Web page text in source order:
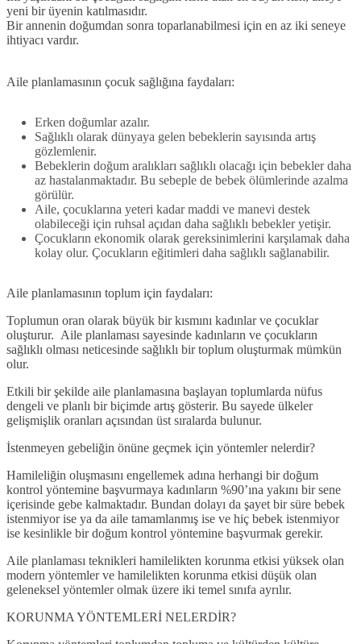
yeni bir üyenin katılmasıdır.
Bir annenin doğumdan sonra toparlanabilmesi için en az iki seneye
ihtiyacı vardır.
Aile planlamasının çocuk sağlığına faydaları:
Erken doğumlar azalır.
Sağlıklı olarak dünyaya gelen bebeklerin sayısında artış
gözlemlenir.
Bebeklerin doğum aralıkları sağlıklı olacağı için bebekler daha
az hastalanmaktadır. Bu sebeple de bebek ölümlerinde azalma
görülür.
Aile, çocuklarına yeteri kadar maddi ve manevi destek
olabileceği için ruhsal açıdan daha sağlıklı bebekler yetişir.
Çocukların ekonomik olarak gereksinimlerini karşılamak daha
kolay olur. Çocukların eğitimleri daha sağlıklı sağlanabilir.
Aile planlamasının toplum için faydaları:
Toplumun oran olarak büyük bir kısmını kadınlar ve çocuklar
oluşturur. Aile planlaması sayesinde kadınların ve çocukların
sağlıklı olması neticesinde sağlıklı bir toplum oluşturmak mümkün
olur.
Etkili bir şekilde aile planlamasına başlayan toplumlarda nüfus
dengeli ve planlı bir biçimde artış gösterir. Bu sayede ülkeler
gelişmişlik oranları açısından üst sıralarda bulunur.
İstenmeyen gebeliğin önüne geçmek için yöntemler nelerdir?
Hamileliğin oluşmasını engellemek adına herhangi bir doğum
kontrol yöntemine başvurmaya kadınların %90’ına yakını bir sene
içerisinde gebe kalmaktadır. Bundan dolayı da şayet bir süre bebek
istenmiyor ise ya da aile tamamlanmış ise ve hiç bebek istenmiyor
ise kesinlikle bir doğum kontrol yöntemine başvurmak gerekir.
Aile planlaması teknikleri hamilelikten korunma etkisi yüksek olan
modern yöntemler ve hamilelikten korunma etkisi düşük olan
geleneksel yöntemler olmak üzere iki temel sınıfa ayrılır.
KORUNMA YÖNTEMLERİ NELERDİR?